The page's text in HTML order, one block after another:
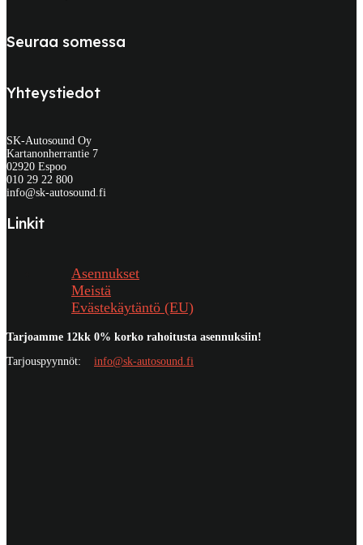
Seuraa somessa
Yhteystiedot
SK-Autosound Oy
Kartanonherrantie 7
02920 Espoo
010 29 22 800
info@sk-autosound.fi
Linkit
Asennukset
Meistä
Evästekäytäntö (EU)
Tarjoamme 12kk 0% korko rahoitusta asennuksiin!
Tarjouspyynnöt: info@sk-autosound.fi